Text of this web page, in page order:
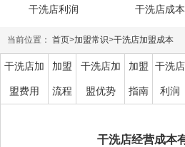
干洗店利润 干洗店成本
当前位置： 首页>加盟常识>干洗店加盟成本
干洗店加
盟费用
加盟
流程
干洗店加
盟优势
加盟
指南
干洗店
利润
干洗店经营成本